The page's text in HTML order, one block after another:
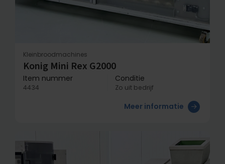
Kleinbroodmachines
Konig Mini Rex G2000
Item nummer
4434
Conditie
Zo uit bedrijf
Meer informatie